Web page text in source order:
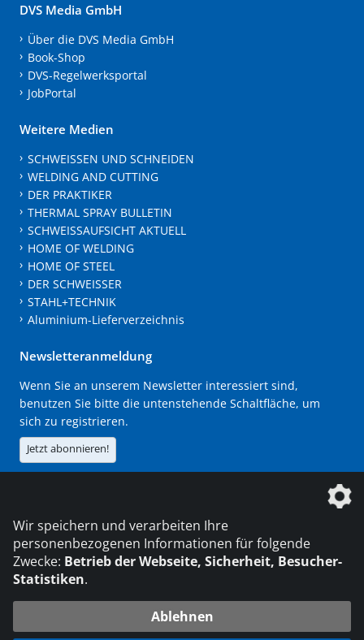
DVS Media GmbH
Über die DVS Media GmbH
Book-Shop
DVS-Regelwerksportal
JobPortal
Weitere Medien
SCHWEISSEN UND SCHNEIDEN
WELDING AND CUTTING
DER PRAKTIKER
THERMAL SPRAY BULLETIN
SCHWEISSAUFSICHT AKTUELL
HOME OF WELDING
HOME OF STEEL
DER SCHWEISSER
STAHL+TECHNIK
Aluminium-Lieferverzeichnis
Newsletteranmeldung
Wenn Sie an unserem Newsletter interessiert sind,
benutzen Sie bitte die untenstehende Schaltfläche, um
sich zu registrieren.
Jetzt abonnieren!
Die DVS Media GmbH ist ein Unternehmen der
Wir speichern und verarbeiten Ihre
personenbezogenen Informationen für folgende
Zwecke: Betrieb der Webseite, Sicherheit, Besucher-
Statistiken.
Ablehnen